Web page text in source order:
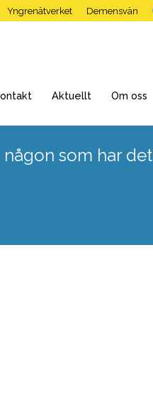
Yngrenätverket Demensvän
Aktuellt Om oss
som har